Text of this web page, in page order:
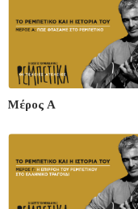
Μέρος Α